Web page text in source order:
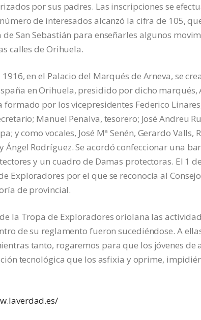
por sus padres. Las inscripciones se
de interesados alcanzó la cifra de 105,
de San Sebastián para enseñarles algunos
calles de Orihuela.
en el Palacio del Marqués de Arneva, se
en Orihuela, presidido por dicho marqués,
formado por los vicepresidentes Federico
Manuel Penalva, tesorero; José Andreu
y como vocales, José Mª Senén, Gerardo Valls,
Ángel Rodríguez. Se acordó confeccionar una
y un cuadro de Damas protectoras. El 1
Exploradores por el que se reconocía al
de provincial.
la Tropa de Exploradores oriolana las
de su reglamento fueron sucediéndose. A
tanto, rogaremos para que los jóvenes de
tecnológica que los asfixia y oprime,